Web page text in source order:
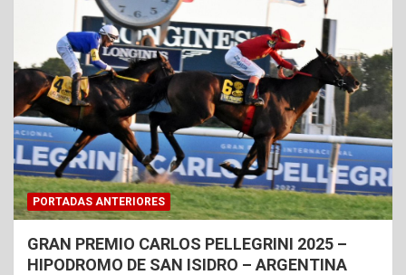
PORTADAS ANTERIORES
GRAN PREMIO CARLOS PELLEGRINI 2025 –
HIPODROMO DE SAN ISIDRO – ARGENTINA